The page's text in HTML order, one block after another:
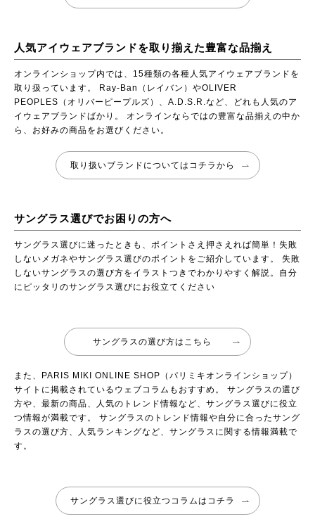
人気アイウェアブランドを取り揃えた豊富な品揃え
オンラインショップ内では、15種類の各種人気アイウェアブランドを
取り扱っています。 Ray-Ban（レイバン）やOLIVER
PEOPLES（オリバーピープルズ）、A.D.S.R.など、どれも人気のア
イウェアブランドばかり。 オンラインならではの豊富な品揃えの中か
ら、お好みの商品をお選びください。
取り扱いブランドについてはコチラから
サングラス選びでお困りの方へ
サングラス選びに迷ったときも、ポイントさえ押さえれば簡単！失敗
しないメガネやサングラス選びのポイントをご紹介しています。 失敗
しないサングラスの選び方をイラストつきでわかりやすく解説。自分
にピッタリのサングラス選びにお役立てください
サングラスの選び方はこちら
また、PARIS MIKI ONLINE SHOP（パリミキオンラインショップ）
サイトに掲載されているウェブコラムもおすすめ。 サングラスの選び
方や、最新の商品、人気のトレンド情報など、サングラス選びに役立
つ情報が満載です。 サングラスのトレンド情報や自分に合ったサング
ラスの選び方、人気ランキングなど、サングラスに関する情報満載で
す。
サングラス選びに役立つコラムはコチラ